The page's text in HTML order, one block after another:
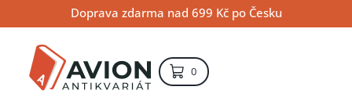
na
obsah
na
navigaci
na
vyhledávání
Doprava zdarma nad 699 Kč po Česku
0položek – košík